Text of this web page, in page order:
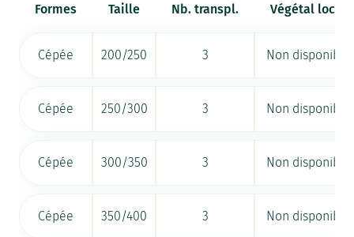
Formes Taille Nb. transpl. Végétal local
Cépée 200/250 3 Non disponible
Cépée 250/300 3 Non disponible
Cépée 300/350 3 Non disponible
Cépée 350/400 3 Non disponible